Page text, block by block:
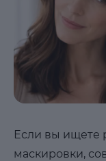
Если вы ищете
маскировки,